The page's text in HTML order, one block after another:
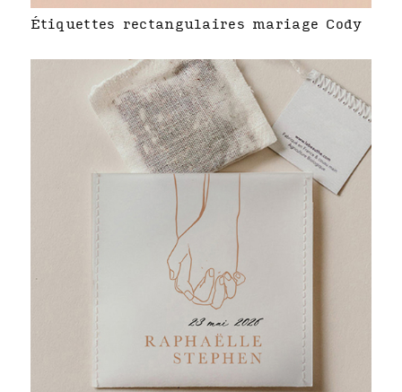
Étiquettes rectangulaires mariage Cody